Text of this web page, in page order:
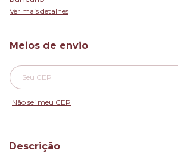
Ver mais detalhes
Meios de envio
Entregas para o CEP:
Não sei meu CEP
Descrição